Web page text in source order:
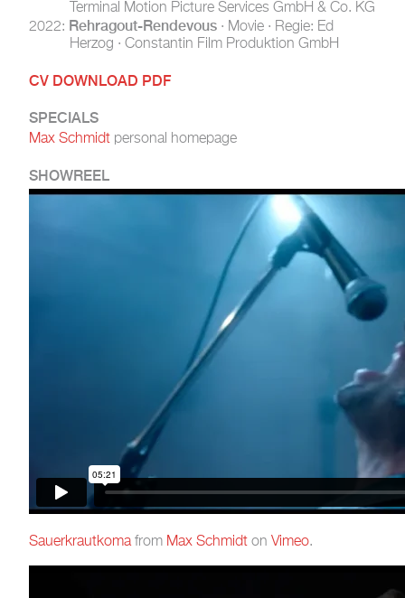
Terminal Motion Picture Services GmbH & Co. KG
2022: Rehragout-Rendevous · Movie · Regie: Ed
Herzog · Constantin Film Produktion GmbH
CV DOWNLOAD PDF
SPECIALS
Max Schmidt personal homepage
SHOWREEL
Sauerkrautkomafrom Max Schmidt on Vimeo.